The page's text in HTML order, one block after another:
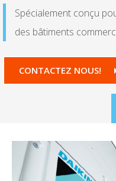
Spécialement conçu
des bâtiments
CONTACTEZ NOUS!